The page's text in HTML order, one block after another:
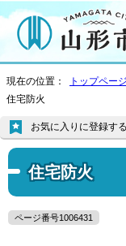
現在の位置： トップページ
住宅防火
住宅防火
お気に入りに登録する
ページ番号1006431